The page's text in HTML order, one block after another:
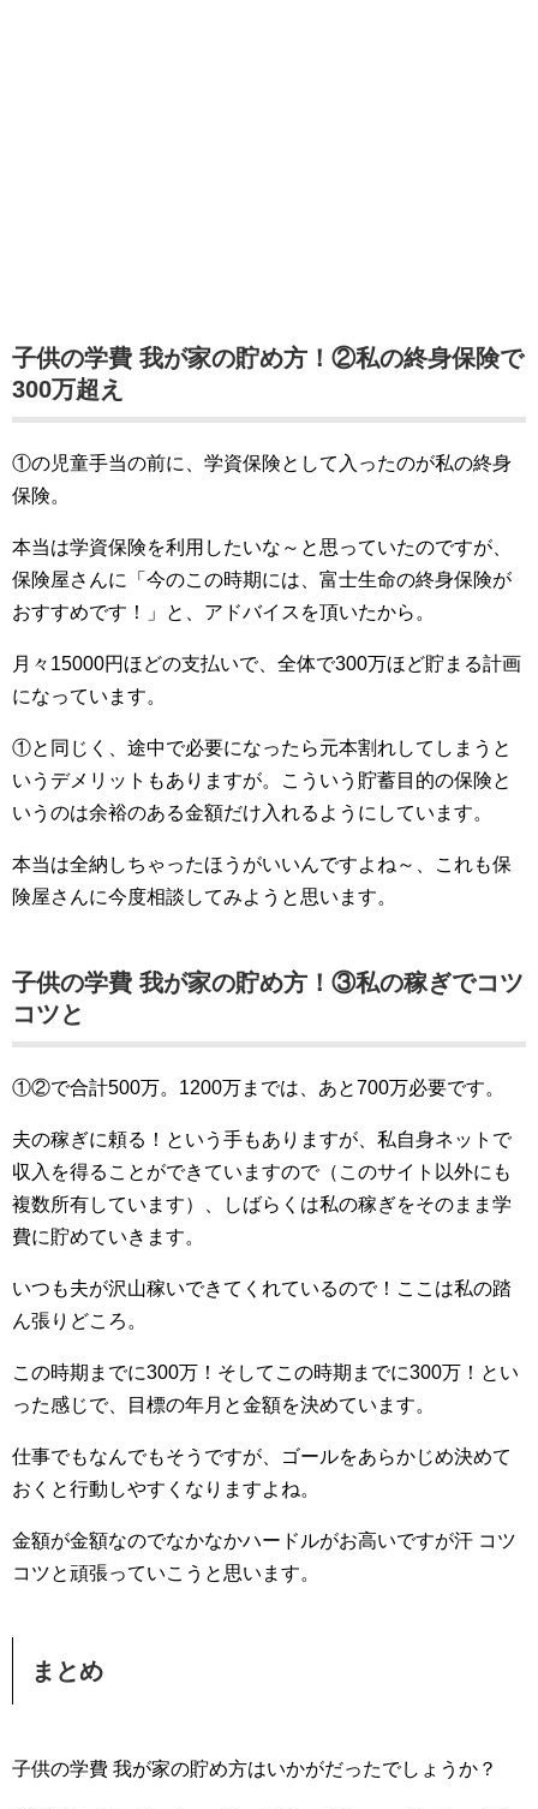
子供の学費 我が家の貯め方！②私の終身保険で
300万超え
①の児童手当の前に、学資保険として入ったのが私の終身
保険。
本当は学資保険を利用したいな～と思っていたのですが、
保険屋さんに「今のこの時期には、富士生命の終身保険が
おすすめです！」と、アドバイスを頂いたから。
月々15000円ほどの支払いで、全体で300万ほど貯まる計画
になっています。
①と同じく、途中で必要になったら元本割れしてしまうと
いうデメリットもありますが。こういう貯蓄目的の保険と
いうのは余裕のある金額だけ入れるようにしています。
本当は全納しちゃったほうがいいんですよね～、これも保
険屋さんに今度相談してみようと思います。
子供の学費 我が家の貯め方！③私の稼ぎでコツ
コツと
①②で合計500万。1200万までは、あと700万必要です。
夫の稼ぎに頼る！という手もありますが、私自身ネットで
収入を得ることができていますので（このサイト以外にも
複数所有しています）、しばらくは私の稼ぎをそのまま学
費に貯めていきます。
いつも夫が沢山稼いできてくれているので！ここは私の踏
ん張りどころ。
この時期までに300万！そしてこの時期までに300万！とい
った感じで、目標の年月と金額を決めています。
仕事でもなんでもそうですが、ゴールをあらかじめ決めて
おくと行動しやすくなりますよね。
金額が金額なのでなかなかハードルがお高いですが汗 コツ
コツと頑張っていこうと思います。
まとめ
子供の学費 我が家の貯め方はいかがだったでしょうか？